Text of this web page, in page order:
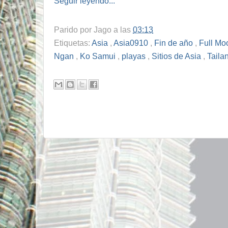
Parido por Jago a las 03:13
Etiquetas: Asia , Asia0910 , Fin de año , Full
Ngan , Ko Samui , playas , Sitios de Asia ,